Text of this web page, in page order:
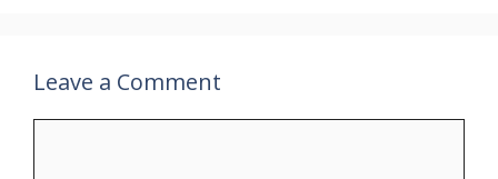
Leave a Comment